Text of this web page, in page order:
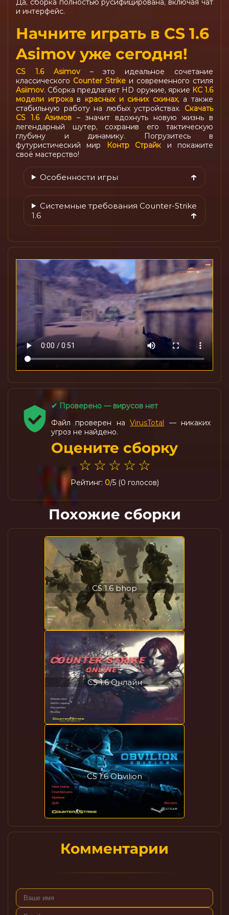
и интерфейс.
Начните играть в CS 1.6
Asimov уже сегодня!
CS 1.6 Asimov– это идеальное сочетание
классического Counter Strike и современного стиля
Asiimov. Сборка предлагает HD оружие, яркие КС 1.6
модели игрокав красных и синих скинах, а также
стабильную работу на любых устройствах. Скачать
CS 1.6 Азимов – значит вдохнуть новую жизнь в
легендарный шутер, сохранив его тактическую
глубину и динамику. Погрузитесь в
футуристический мир
Контр Страйк и покажите
своё мастерство!
Особенности игры
Системные требования Counter-Strike
1.6
✔ Проверено — вирусов нет
Файл проверен наVirusTotal — никаких
угроз не найдено.
Оцените сборку
☆ ☆ ☆ ☆ ☆
Рейтинг: 0/5 (0 голосов)
Похожие сборки
CS 1.6 bhop
CS 1.6 Онлайн
CS 1.6 Obvilion
Комментарии